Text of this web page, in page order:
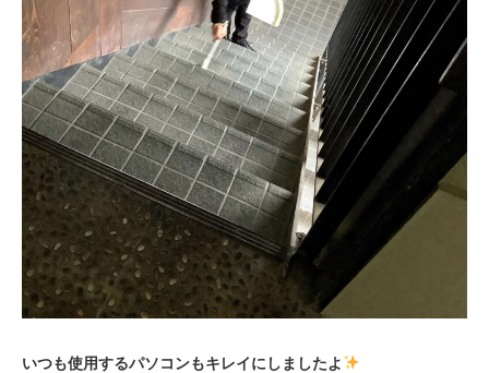
いつも使用するパソコンもキレイにしましたよ